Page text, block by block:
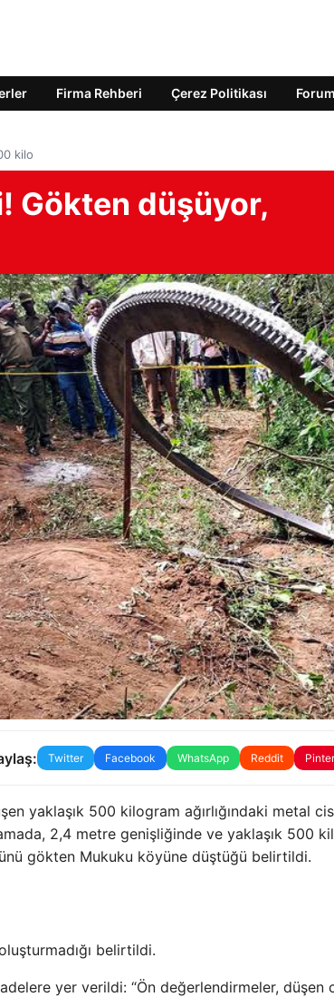
Firma Rehberi Çerez Politikası Forum
kilo
Gökten düşüyor,
Twitter Facebook WhatsApp Reddit
yaklaşık 500 kilogram ağırlığındaki metal
2,4 metre genişliğinde ve yaklaşık 500
gökten Mukuku köyüne düştüğü belirtildi.
belirtildi.
yer verildi: “Ön değerlendirmeler, düşen